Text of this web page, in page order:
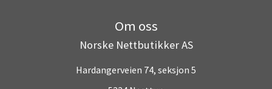
Om oss
Norske Nettbutikker AS
Hardangerveien 74, seksjon 5